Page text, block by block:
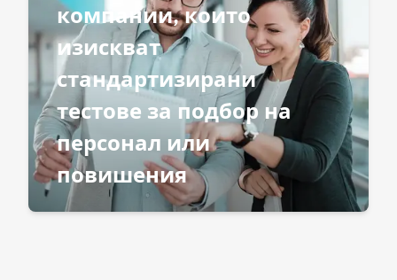
компании, които
изискват
стандартизирани
тестове за подбор на
персонал или
повишения